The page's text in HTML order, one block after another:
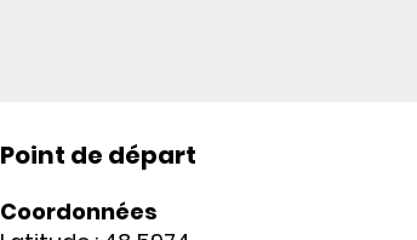
Point de départ
Coordonnées